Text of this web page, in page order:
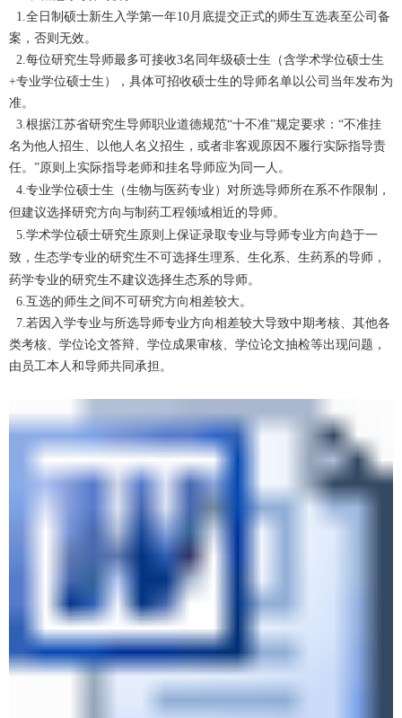
1.全日制硕士新生入学第一年10月底提交正式的师生互选表至公司备
案，否则无效。
2.每位研究生导师最多可接收3名同年级硕士生（含学术学位硕士生
+专业学位硕士生），具体可招收硕士生的导师名单以公司当年发布为
准。
3.根据江苏省研究生导师职业道德规范“十不准”规定要求：“不准挂
名为他人招生、以他人名义招生，或者非客观原因不履行实际指导责
任。”原则上实际指导老师和挂名导师应为同一人。
4.专业学位硕士生（生物与医药专业） 对所选导师所在系不作限制，
但建议选择研究方向与制药工程领域相近的导师。
5.学术学位硕士研究生原则上保证录取专业与导师专业方向趋于一
致， 生态学专业的研究生不可选择生理系、生化系、生药系的导师，
药学专业的研究生不建议选择生态系的导师。
6.互选的师生之间不可研究方向相差较大。
7.若因入学专业与所选导师专业方向相差较大导致中期考核、其他各
类考核、学位论文答辩、学位成果审核、学位论文抽检等出现问题，
由员工本人和导师共同承担。